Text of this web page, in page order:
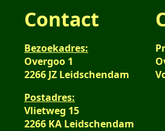
Contact
Bezoekadres:
Overgoo 1
2266 JZ Leidschendam
Postadres:
Vlietweg 15
2266 KA Leidschendam